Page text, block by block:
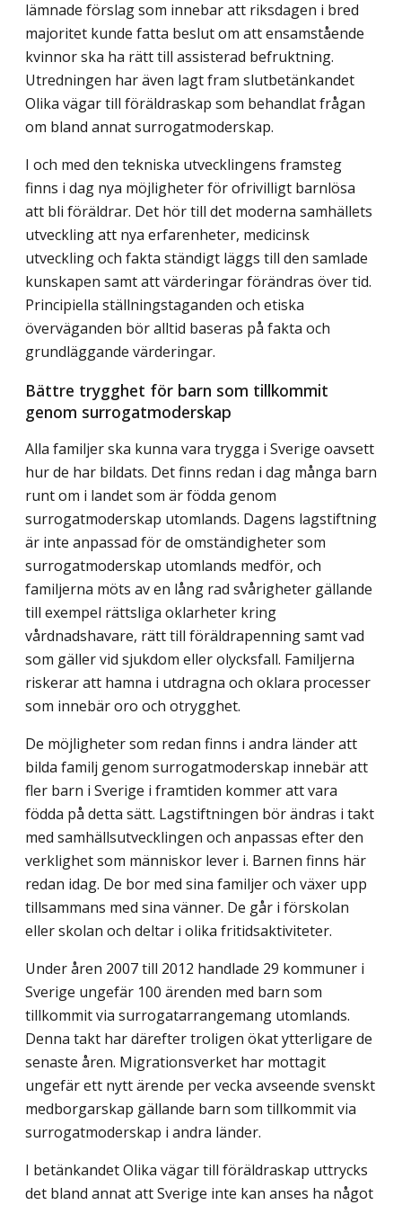
lämnade förslag som innebar att riksdagen i bred
majoritet kunde fatta beslut om att ensamstående
kvinnor ska ha rätt till assisterad befruktning.
Utredningen har även lagt fram slutbetänkandet
Olika vägar till föräldraskap som behandlat frågan
om bland annat surrogatmoderskap.
I och med den tekniska utvecklingens framsteg
finns i dag nya möjligheter för ofrivilligt barnlösa
att bli föräldrar. Det hör till det moderna samhällets
utveckling att nya erfarenheter, medicinsk
utveckling och fakta ständigt läggs till den samlade
kunskapen samt att värderingar förändras över tid.
Principiella ställningstaganden och etiska
överväganden bör alltid baseras på fakta och
grundläggande värderingar.
Bättre trygghet för barn som tillkommit
genom surrogatmoderskap
Alla familjer ska kunna vara trygga i Sverige oavsett
hur de har bildats. Det finns redan i dag många barn
runt om i landet som är födda genom
surrogatmoderskap utomlands. Dagens lagstiftning
är inte anpassad för de omständigheter som
surrogatmoderskap utomlands medför, och
familjerna möts av en lång rad svårigheter gällande
till exempel rättsliga oklarheter kring
vårdnadshavare, rätt till föräldrapenning samt vad
som gäller vid sjukdom eller olycksfall. Familjerna
riskerar att hamna i utdragna och oklara processer
som innebär oro och otrygghet.
De möjligheter som redan finns i andra länder att
bilda familj genom surrogatmoderskap innebär att
fler barn i Sverige i framtiden kommer att vara
födda på detta sätt. Lagstiftningen bör ändras i takt
med samhällsutvecklingen och anpassas efter den
verklighet som människor lever i. Barnen finns här
redan idag. De bor med sina familjer och växer upp
tillsammans med sina vänner. De går i förskolan
eller skolan och deltar i olika fritidsaktiviteter.
Under åren 2007 till 2012 handlade 29 kommuner i
Sverige ungefär 100 ärenden med barn som
tillkommit via surrogatarrangemang utomlands.
Denna takt har därefter troligen ökat ytterligare de
senaste åren. Migrationsverket har mottagit
ungefär ett nytt ärende per vecka avseende svenskt
medborgarskap gällande barn som tillkommit via
surrogatmoderskap i andra länder.
I betänkandet Olika vägar till föräldraskap uttrycks
det bland annat att Sverige inte kan anses ha något